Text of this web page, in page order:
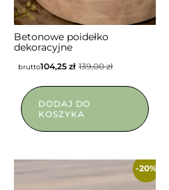
Betonowe poidełko
dekoracyjne
139,00zł
104,25 zł
brutto
DODAJ DO
KOSZYKA
-20%